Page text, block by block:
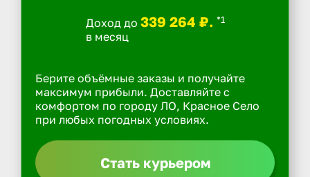
Доход до 339 264 ₽. *1
в месяц
Берите объёмные заказы и получайте
максимум прибыли. Доставляйте с
комфортом по городу ЛО, Красное Село
при любых погодных условиях.
Стать курьером